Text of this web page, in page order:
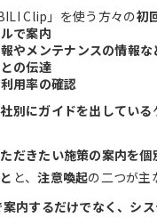
Clip」を使う方々の初
で案内
やメンテナンスの情報な
の伝達
用率の確認
別にガイドを出している
だきたい施策の案内を個
と、注意喚起の二つが主
案内するだけでなく、シ